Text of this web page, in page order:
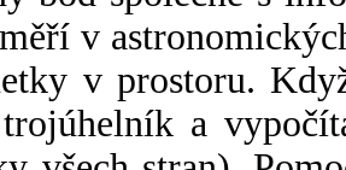
v
v prostoru.
a